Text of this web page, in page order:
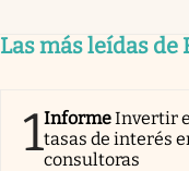
Las más leídas de
1InformeInvertir
tasas de interés
consultoras